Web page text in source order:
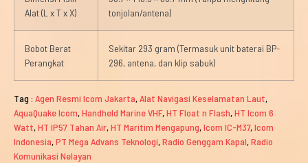
Alat (L x T x X)
tonjolan/antena)
Bobot Berat
Perangkat
Sekitar 293 gram (Termasuk unit baterai BP-
296, antena, dan klip sabuk)
Tag : Agen Resmi Icom Jakarta,Alat Navigasi Keselamatan Laut,
AquaQuake Icom,Handheld Marine VHF,HT Float n Flash,HT Icom 6
Watt,HT IP57 Tahan Air,HT Maritim Mengapung,Icom IC-M37,Icom
Indonesia,PT Mega Advans Teknologi,Radio Genggam Kapal,Radio
Komunikasi Nelayan